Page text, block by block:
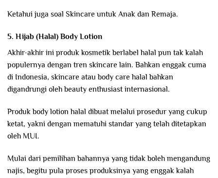
Ketahui juga soal Skincare untuk Anak dan Remaja.
5. Hijab (Halal) Body Lotion
Akhir-akhir ini produk kosmetik berlabel halal pun tak kalah
populernya dengan tren skincare lain. Bahkan enggak cuma
di Indonesia, skincare atau body care halal bahkan
digandrungi oleh beauty enthusiast internasional.
Produk body lotion halal dibuat melalui prosedur yang cukup
ketat, yakni dengan mematuhi standar yang telah ditetapkan
oleh MUI.
Mulai dari pemilihan bahannya yang tidak boleh mengandung
najis, begitu pula proses produksinya yang enggak kalah